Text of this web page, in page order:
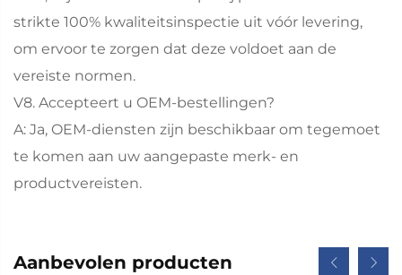
strikte 100% kwaliteitsinspectie uit vóór levering,
om ervoor te zorgen dat deze voldoet aan de
vereiste normen.
V8. Accepteert u OEM-bestellingen?
A: Ja, OEM-diensten zijn beschikbaar om tegemoet
te komen aan uw aangepaste merk- en
productvereisten.
Aanbevolen producten